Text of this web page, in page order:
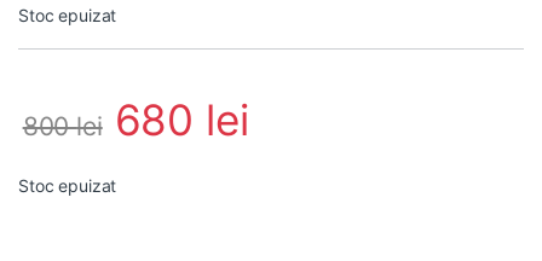
Stoc epuizat
800lei 680 lei
Stoc epuizat